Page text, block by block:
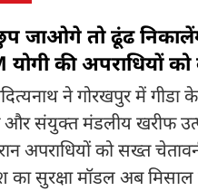
जाओगे तो ढूंढ
की अपराधियों को
ने गोरखपुर में गीडा
और संयुक्त मंडलीय खरीफ
अपराधियों को सख्त
का सुरक्षा मॉडल अब